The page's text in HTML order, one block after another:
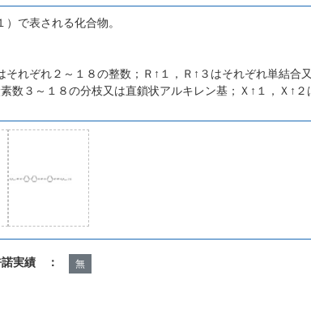
）で表される化合物。
それぞれ２～１８の整数；Ｒ↑１，Ｒ↑３はそれぞれ単結合
数３～１８の分枝又は直鎖状アルキレン基；Ｘ↑１，Ｘ↑
諾実績 ： 無